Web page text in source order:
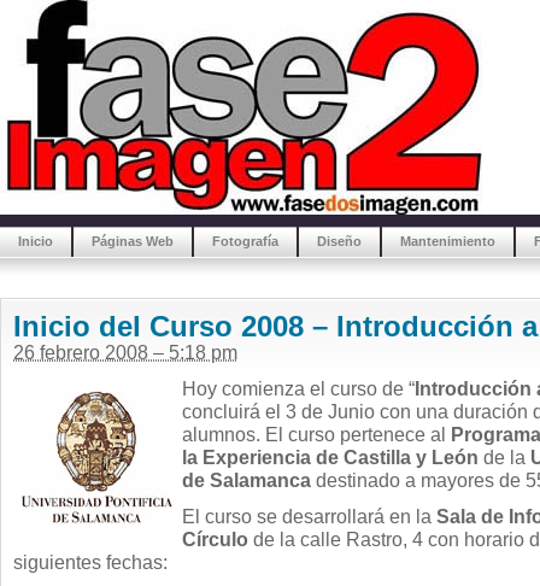
Inicio Páginas Web Fotografía Diseño Mantenimiento
Inicio del Curso 2008 – Introducción
26 febrero 2008 – 5:18 pm
Hoy comienza el curso de “Introducción
concluirá el 3 de Junio con una duración
alumnos. El curso pertenece al
la Experiencia de Castilla y León de la
de Salamanca destinado a mayores de
El curso se desarrollará en la Sala de
Círculo de la calle Rastro, 4 con horario
siguientes fechas: